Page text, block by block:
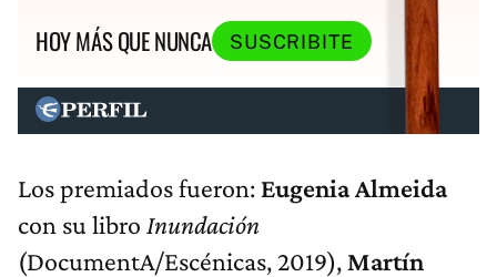
HOY MÁS QUE NUNCA
SUSCRIBITE
Los premiados fueron: Eugenia Almeida
con su libro Inundación
(DocumentA/Escénicas, 2019), Martín